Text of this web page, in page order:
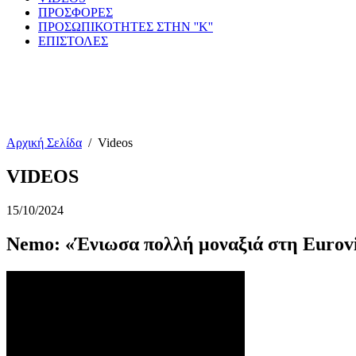
ΠΡΟΣΦΟΡΕΣ
ΠΡΟΣΩΠΙΚΟΤΗΤΕΣ ΣΤΗΝ ''Κ''
ΕΠΙΣΤΟΛΕΣ
Αρχική Σελίδα / Videos
VIDEOS
15/10/2024
Nemo: «Ένιωσα πολλή μοναξιά στη